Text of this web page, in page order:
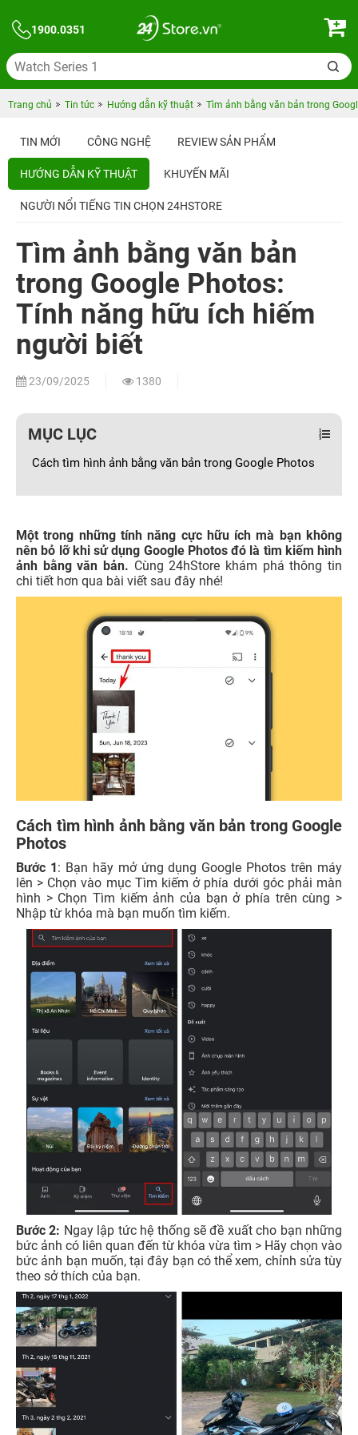
1900.0351
Trang chủ Tin tức Hướng dẫn kỹ thuật Tìm ảnh bằng văn bản trong
TIN MỚI CÔNG NGHỆ REVIEW SẢN PHẨM
HƯỚNG DẪN KỸ THUẬT KHUYẾN MÃI
NGƯỜI NỔI TIẾNG TIN CHỌN 24HSTORE
Tìm ảnh bằng văn bản
trong Google Photos:
Tính năng hữu ích hiếm
người biết
23/09/2025 1380
MỤC LỤC
Cách tìm hình ảnh bằng văn bản trong Google Photos
Một trong những tính năng cực hữu ích mà bạn không
nên bỏ lỡ khi sử dụng Google Photos đó là tìm kiếm hình
ảnh bằng văn bản. Cùng 24hStore khám phá thông tin
chi tiết hơn qua bài viết sau đây nhé!
Cách tìm hình ảnh bằng văn bản trong Google
Photos
Bước 1 : Bạn hãy mở ứng dụng Google Photos trên máy
lên > Chọn vào mục Tìm kiếm ở phía dưới góc phải màn
hình > Chọn Tìm kiếm ảnh của bạn ở phía trên cùng >
Nhập từ khóa mà bạn muốn tìm kiếm.
Bước 2: Ngay lập tức hệ thống sẽ đề xuất cho bạn những
bức ảnh có liên quan đến từ khóa vừa tìm > Hãy chọn vào
bức ảnh bạn muốn, tại đây bạn có thể xem, chỉnh sửa tùy
theo sở thích của bạn.